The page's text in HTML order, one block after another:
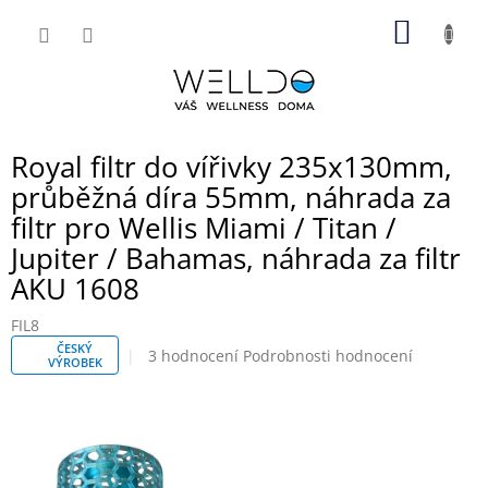
Royal filtr do vířivky 235x130mm,
průběžná díra 55mm, náhrada za
filtr pro Wellis Miami / Titan /
Jupiter / Bahamas, náhrada za filtr
AKU 1608
FIL8
ČESKÝ
VÝROBEK
Průměrné
z
5
3 hodnocení Podrobnosti hodnocení